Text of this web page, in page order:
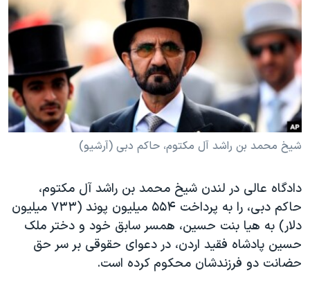
حقوق شهروندی
اقتصادی
علم و فناوری
اسرائیل در جنگ
انتخابات ریاست جمهوری آمریکا ۲۰۲۴
حمله جمهوری اسلامی به اسرائیل
رمز مهسا
ورزش زنان در ایران
تریبونال مردمی آبان ۹۸
دادگاه حمید نوری
چهل سال گروگان‌گیری
قانون شفافیت دارائی کادر رهبری ایران
دنبال کنید
زبانهای مختلف
شیخ محمد بن راشد آل مکتوم، حاکم دبی (آرشیو)
دادگاه عالی در لندن شیخ محمد بن راشد آل مکتوم،
حاکم دبی، را به پرداخت ۵۵۴ میلیون پوند (٧٣٣ میلیون
دلار) به هیا بنت حسین، همسر سابق خود و دختر ملک
حسین پادشاه فقید اردن، در دعوای حقوقی بر سر حق
حضانت دو فرزندشان محکوم کرده است.